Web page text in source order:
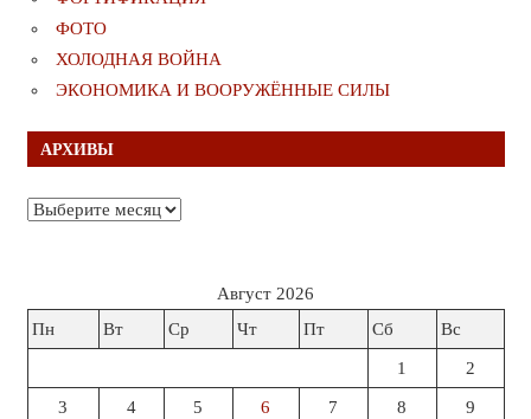
ФОТО
ХОЛОДНАЯ ВОЙНА
ЭКОНОМИКА И ВООРУЖЁННЫЕ СИЛЫ
АРХИВЫ
Архивы
Август 2026
Пн
Вт Ср Чт Пт Сб Вс
1 2
3 4 5 6 7 8 9